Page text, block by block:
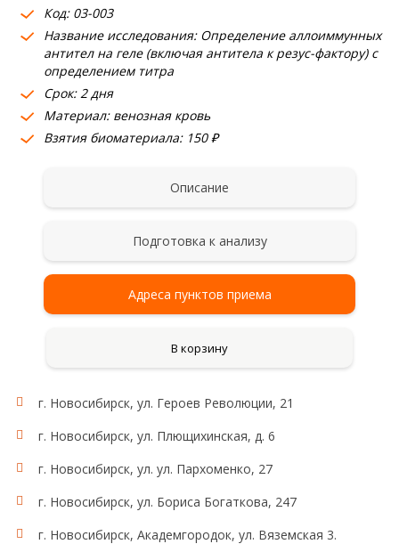
Где сдать
Партнерам
Код: 03-003
Название исследования: Определение аллоиммунных
антител на геле (включая антитела к резус-фактору) с
определением титра
Срок: 2 дня
Материал: венозная кровь
Взятия биоматериала: 150 ₽
Описание
Подготовка к анализу
Адреса пунктов приема
В корзину
г. Новосибирск, ул. Героев Революции, 21
г. Новосибирск, ул. Плющихинская, д. 6
г. Новосибирск, ул. ул. Пархоменко, 27
г. Новосибирск, ул. Бориса Богаткова, 247
г. Новосибирск, Академгородок, ул. Вяземская 3.